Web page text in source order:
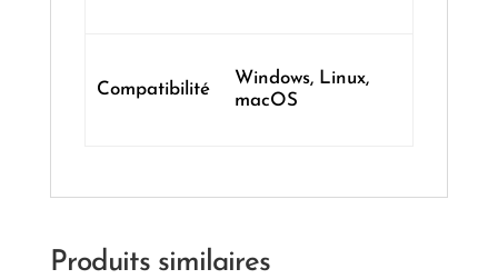
Compatibilité
Windows, Linux,
macOS
Produits similaires